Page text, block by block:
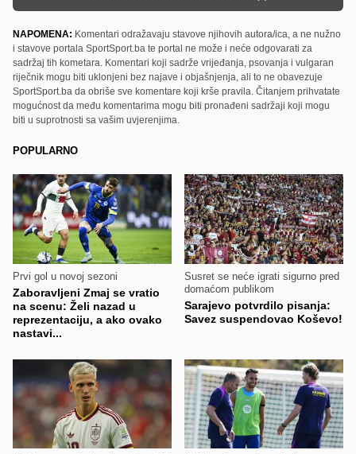
NAPOMENA: Komentari odražavaju stavove njihovih autora/ica, a ne nužno
i stavove portala SportSport.ba te portal ne može i neće odgovarati za
sadržaj tih kometara. Komentari koji sadrže vrijeđanja, psovanja i vulgaran
riječnik mogu biti uklonjeni bez najave i objašnjenja, ali to ne obavezuje
SportSport.ba da obriše sve komentare koji krše pravila. Čitanjem prihvatate
mogućnost da među komentarima mogu biti pronađeni sadržaji koji mogu
biti u suprotnosti sa vašim uvjerenjima.
POPULARNO
Prvi gol u novoj sezoni
Zaboravljeni Zmaj se vratio
na scenu: Želi nazad u
reprezentaciju, a ako ovako
nastavi...
Susret se neće igrati sigurno pred
domaćom publikom
Sarajevo potvrdilo pisanja:
Savez suspendovao Koševo!